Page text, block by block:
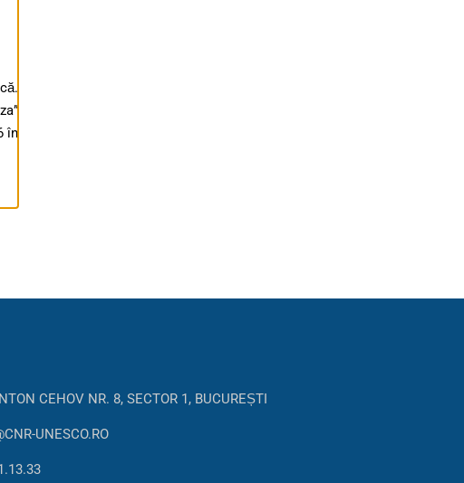
în
CEHOV NR. 8, SECTOR 1, BUCUREȘTI
UNESCO.RO